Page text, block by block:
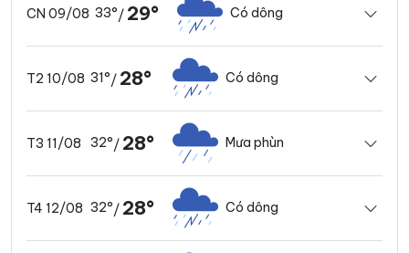
CN 09/08 33°/ 29° Có dông
T2 10/08 31°/ 28° Có dông
T3 11/08 32°/ 28° Mưa phùn
T4 12/08 32°/ 28° Có dông